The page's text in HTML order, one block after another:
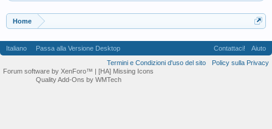
Home
Italiano Passa alla Versione Desktop Contattaci!
Aiuto
Termini e Condizioni d'uso del sito
Policy sulla Privacy
Forum software by XenForo™ | [HA] Missing Icons
Quality Add-Ons by WMTech